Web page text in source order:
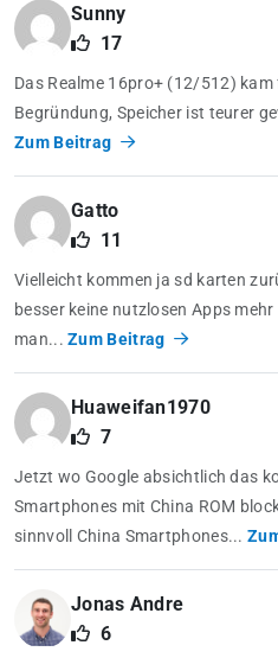
Sunny
17
Das Realme 16pro+ (12/512)
Begründung, Speicher ist teurer
Zum Beitrag
Gatto
11
Vielleicht kommen ja sd karten
besser keine nutzlosen Apps
man...Zum Beitrag
Huaweifan1970
7
Jetzt wo Google absichtlich das
Smartphones mit China ROM
sinnvoll China Smartphones...
Jonas Andre
6